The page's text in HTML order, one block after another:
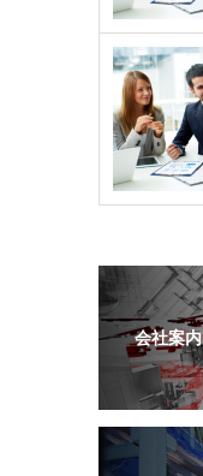
会社案内